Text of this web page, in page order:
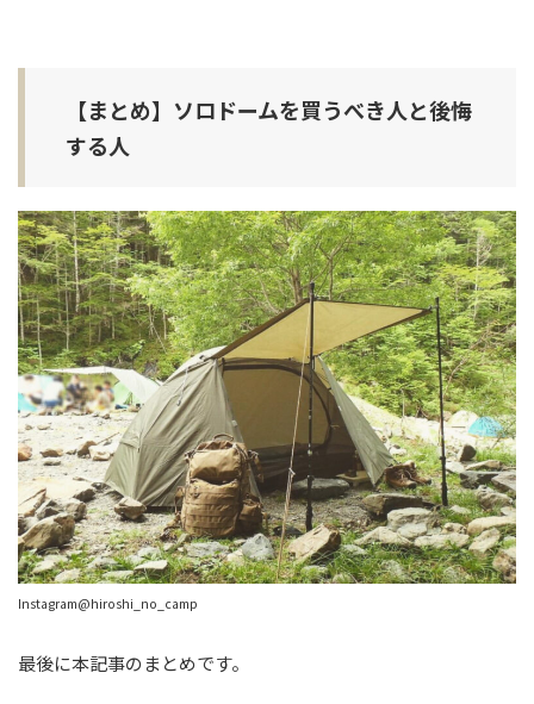
【まとめ】ソロドームを買うべき人と後悔
する人
Instagram@hiroshi_no_camp
最後に本記事のまとめです。